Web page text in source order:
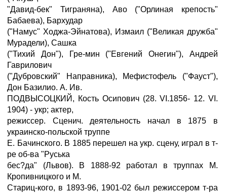
"Давид-бек" Тиграняна), Аво ("Орлиная крепость"
Бабаева), Бархудар
("Намус" Ходжа-Эйнатова), Измаил ("Великая дружба"
Мурадели), Сашка
("Тихий Дон"), Гре-мин ("Евгений Онегин"), Андрей
Гаврилович
("Дубровский" Направника), Мефистофель ("Фауст"),
Дон Базилио. А. Ив.
ПОДВЫСОЦКИЙ, Кость Осипович (28. VI.1856- 12. VI.
1904) - укр; актер,
режиссер. Сценич. деятельность начал в 1875 в
украинско-польской труппе
Е. Бачинского. В 1885 перешел на укр. сцену, играл в т-
ре об-ва "Руська
бес?да" (Львов). В 1888-92 работал в труппах М.
Кропивницкого и М.
Стариц-кого, в 1893-96, 1901-02 был режиссером т-ра